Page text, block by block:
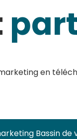
en
Bassin de